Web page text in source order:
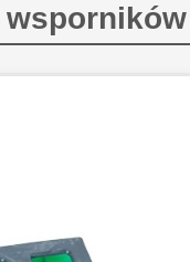
wsporników